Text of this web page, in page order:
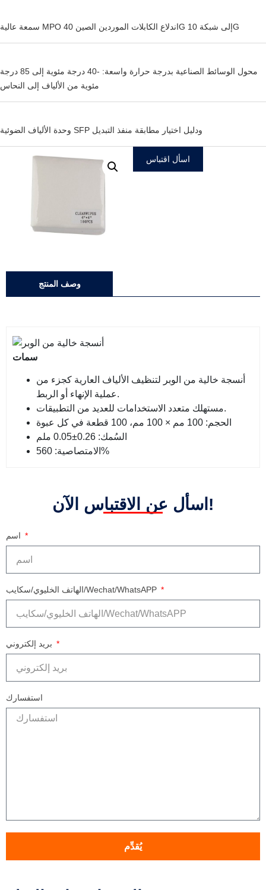
سمعة عالية MPO اندلاع الكابلات الموردين الصين 40G إلى شبكة 10G
محول الوسائط الصناعية بدرجة حرارة واسعة: -40 درجة مئوية إلى 85 درجة
مئوية من الألياف إلى النحاس
وحدة الألياف الضوئية SFP ودليل اختيار مطابقة منفذ التبديل
اسأل اقتباس
وصف المنتج
أنسجة خالية من الوبر لتنظيف الألياف العارية كجزء من
عملية الإنهاء أو الربط.
مستهلك متعدد الاستخدامات للعديد من التطبيقات.
الامتصاصية: 560%
اسأل عن الاقتباس الآن!
الهاتف الخليوي/سكايب/Wechat/WhatsAPP
استفسارك
يُقدِّم